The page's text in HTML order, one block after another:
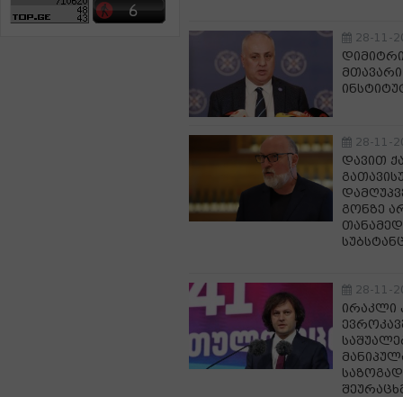
28-11-
28-11-
დავით
გონზე
28-11-
ირაკლი